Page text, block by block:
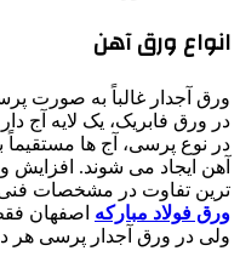
انواع ورق آهن
ورق آجدار غالباً به صورت
در ورق فابریک، یک لایه آج
در نوع پرسی، آج ها
آهن ایجاد می شوند.
ترین تفاوت در مشخصات
ورق فولاد مبارکه اصفهان
ولی در ورق آجدار پرسی هر